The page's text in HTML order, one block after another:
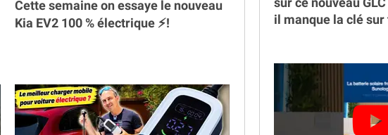
Cette semaine on essaye le nouveau
Kia EV2 100 % électrique ⚡️!
il manque la clé